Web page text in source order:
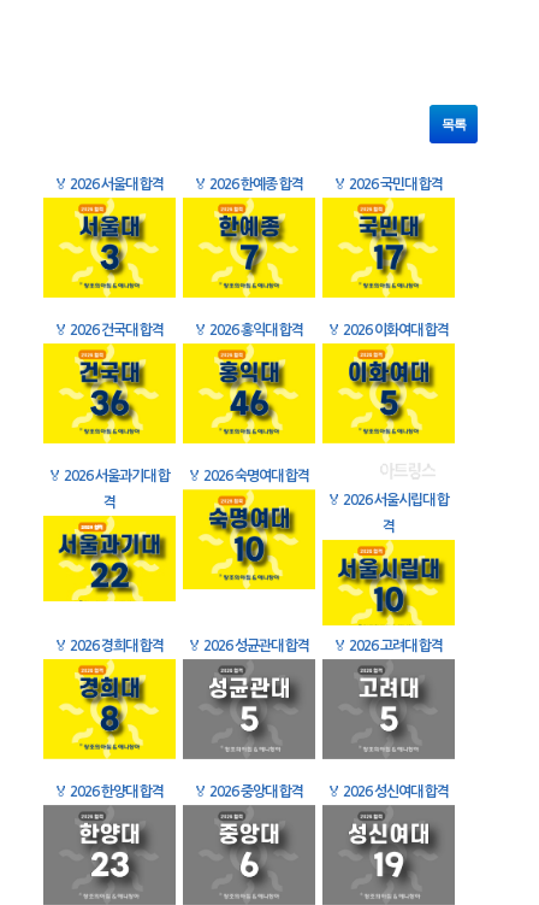
목록
🏅 2026 서울대 합격 🏅 2026 한예종 합격 🏅 2026 국민대 합격
🏅 2026 건국대 합격 🏅 2026 홍익대 합격 🏅 2026 이화여대 합격
🏅 2026 서울과기대 합
격
🏅 2026 숙명여대 합격
🏅 2026 서울시립대 합
격
🏅 2026 경희대 합격 🏅 2026 성균관대 합격 🏅 2026 고려대 합격
🏅 2026 한양대 합격 🏅 2026 중앙대 합격 🏅 2026 성신여대 합격